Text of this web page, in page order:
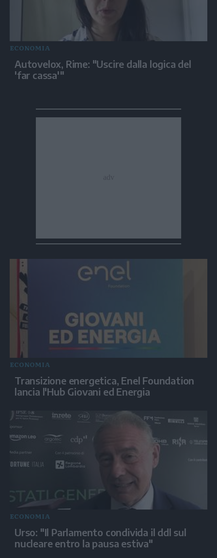
ECONOMIA
Autovelox, Rime: "Uscire dalla logica del
'far cassa'"
ECONOMIA
Transizione energetica, Enel Foundation
lancia l'Hub Giovani ed Energia
ECONOMIA
Urso: "Il Parlamento condivida il ddl sul
nucleare entro la pausa estiva"